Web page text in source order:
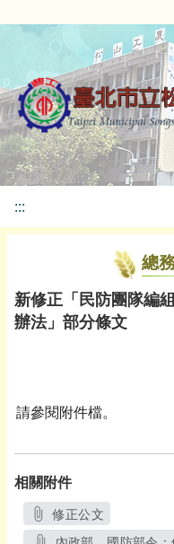
:::
總
新修正「民防團隊編
辦法」部分條文
請參閱附件檔。
相關附件
修正公文
另開新視窗